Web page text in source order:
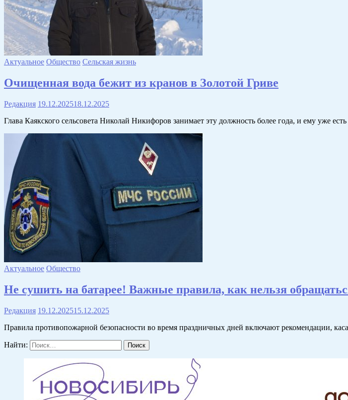
Актуальное Общество Сельская жизнь
Очищенная вода бежит из кранов в Золотой Гриве
Редакция 19.12.202518.12.2025
Глава Каякского сельсовета Николай Никифоров занимает эту должность более года, и ему уже есть
Актуальное Общество
Не сушить на батарее! Важные правила, как нельзя
Редакция 19.12.202515.12.2025
Правила противопожарной безопасности во время праздничных дней включают рекомендации,
Найти: